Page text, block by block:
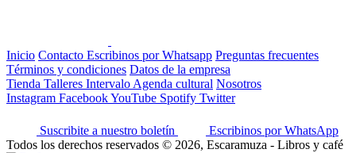
Inicio Contacto Escribinos por Whatsapp Preguntas frecuentes
Términos y condiciones Datos de la empresa
Tienda Talleres Intervalo Agenda cultural Nosotros
Instagram FacebookYouTube Spotify Twitter
Suscribite a nuestro boletín
Escribinos por WhatsApp
Todos los derechos reservados © 2026, Escaramuza - Libros y café